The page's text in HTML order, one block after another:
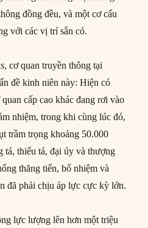
đồng đều, và một cơ cấu
với các vị trí sẵn có.
, cơ quan truyền thông tại
đề kinh niên này: Hiện có
cấp cao khác đang rơi vào
nhiệm, trong khi cùng lúc đó,
trầm trọng khoảng 50.000
tá, thiếu tá, đại úy và thượng
thăng tiến, bổ nhiệm và
đã phải chịu áp lực cực kỳ lớn.
lực lượng lên hơn một triệu